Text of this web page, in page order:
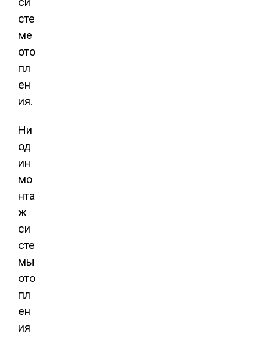
сте
ме
ото
пл
ен
ия.
Ни
од
ин
мо
нта
ж
си
сте
мы
ото
пл
ен
ия